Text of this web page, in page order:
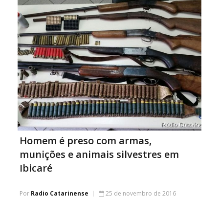
Homem é preso com armas,
munições e animais silvestres em
Ibicaré
Por Radio Catarinense 25 de novembro de 2016